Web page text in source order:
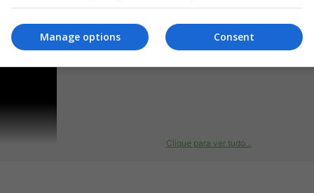
Clique para ver tudo...
Consent
Manage options